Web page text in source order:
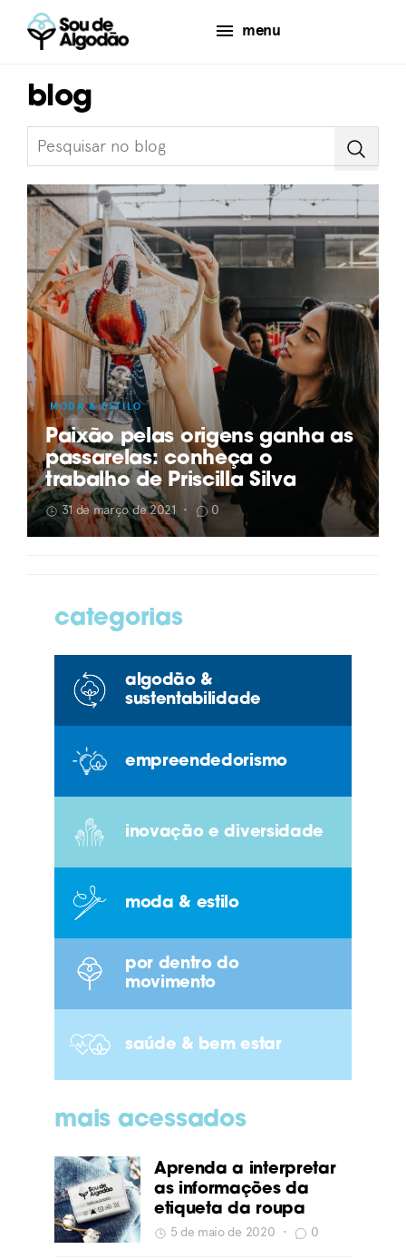
menu
blog
MODA & ESTILO
Paixão pelas origens ganha as
passarelas: conheça o
trabalho de Priscilla Silva
31 de março de 2021 • 0
categorias
algodão &
sustentabilidade
empreendedorismo
inovação e diversidade
moda & estilo
por dentro do
movimento
saúde & bem estar
mais acessados
Aprenda a interpretar
as informações da
etiqueta da roupa
5 de maio de 2020 • 0